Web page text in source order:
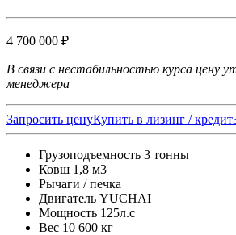
4 700 000 ₽
В связи с нестабильностью курса цену
менеджера
Запросить ценуКупить в лизинг / кредит
Грузоподъемность 3 тонны
Ковш 1,8 м3
Рычаги / печка
Двигатель YUCHAI
Мощность 125л.с
Вес 10 600 кг